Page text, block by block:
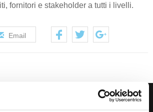
fornitori e stakeholder a tutti i livelli.
Email
per ricevere le nostre offerte